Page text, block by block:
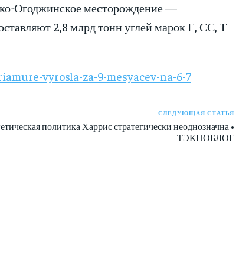
Огоджинское месторождение —
2,8 млрд тонн углей марок Г, СС, Т
vyrosla-za-9-mesyacev-na-6-7
СЛЕДУЮЩАЯ СТАТЬЯ
политика Харрис стратегически неоднозначна •
ТЭКНОБЛОГ